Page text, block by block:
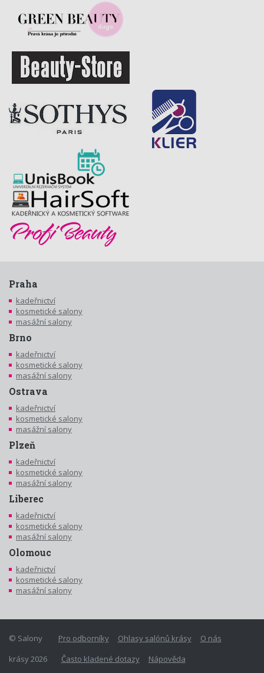
Praha
kadeřnictví
kosmetické salony
masážní salony
Brno
kadeřnictví
kosmetické salony
masážní salony
Ostrava
kadeřnictví
kosmetické salony
masážní salony
Plzeň
kadeřnictví
kosmetické salony
masážní salony
Liberec
kadeřnictví
kosmetické salony
masážní salony
Olomouc
kadeřnictví
kosmetické salony
masážní salony
Pro odborníky Ohlasy salónů krásy
O nás
Často kladené dotazy
Nápověda
© Salony
krásy 2026